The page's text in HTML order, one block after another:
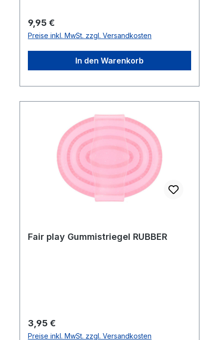
Regulärer Preis:
9,95 €
Preise inkl. MwSt. zzgl. Versandkosten
In den Warenkorb
Fair play Gummistriegel RUBBER
Regulärer Preis:
3,95 €
Preise inkl. MwSt. zzgl. Versandkosten